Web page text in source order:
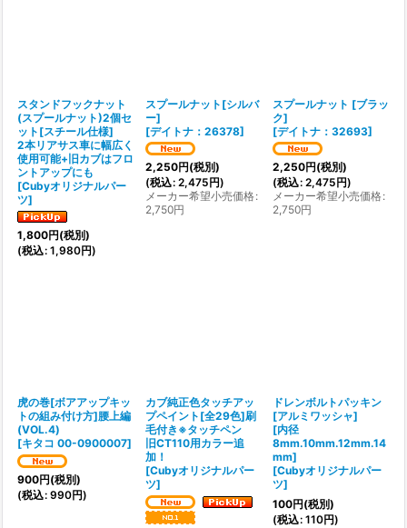
スタンドフックナット
(スプールナット)2個セ
ット[スチール仕様]
2本リアサス車に幅広く
使用可能+旧カブはフロ
ントアップにも
[Cubyオリジナルパー
ツ]
1,800円(税別)
(税込: 1,980円)
スプールナット[シルバ
ー]
[デイトナ：26378]
2,250円(税別)
(税込: 2,475円)
メーカー希望小売価格:
2,750円
スプールナット [ブラッ
ク]
[デイトナ：32693]
2,250円(税別)
(税込: 2,475円)
メーカー希望小売価格:
2,750円
虎の巻[ボアアップキッ
トの組み付け方]腰上編
(VOL.4)
[キタコ 00-0900007]
900円(税別)
(税込: 990円)
カブ純正色タッチアッ
プペイント[全29色]刷
毛付き※タッチペン
旧CT110用カラー追
加！
[Cubyオリジナルパー
ツ]
ドレンボルトパッキン
[アルミワッシャ]
[内径
8mm.10mm.12mm.14
mm]
[Cubyオリジナルパー
ツ]
100円(税別)
(税込: 110円)